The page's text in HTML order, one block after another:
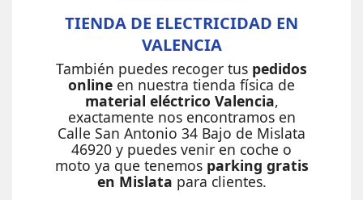
TIENDA DE ELECTRICIDAD EN
VALENCIA
También puedes recoger tus pedidos
online en nuestra tienda física de
material eléctrico Valencia,
exactamente nos encontramos en
Calle San Antonio 34 Bajo de Mislata
46920 y puedes venir en coche o
moto ya que tenemos parking gratis
en Mislata para clientes.